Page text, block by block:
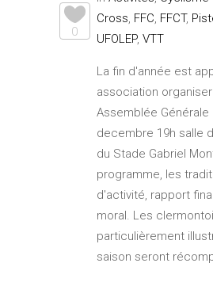
0
Cross FFC FFCT,
UFOLEP, VTT
La fin d'année est
association
Assemblée Générale
decembre 19h salle
du Stade Gabriel
programme, les
d'activité, rapport
moral. Les
particulièrement
saison seront